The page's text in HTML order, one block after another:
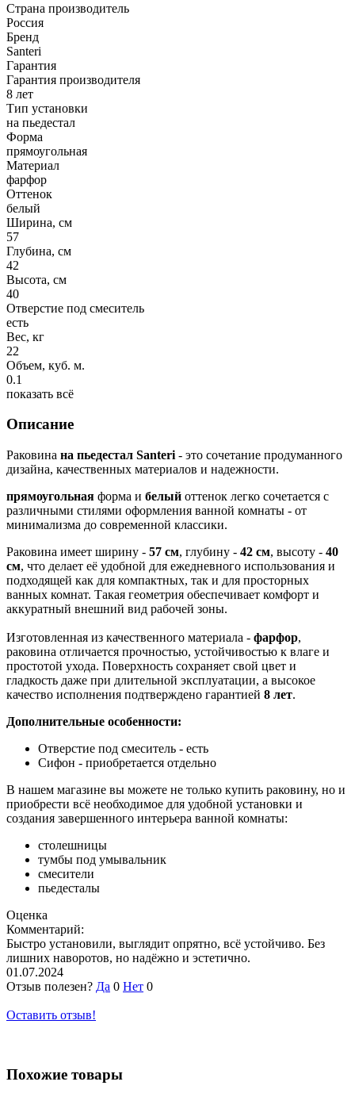
Страна производитель
Россия
Бренд
Santeri
Гарантия
Гарантия производителя
8 лет
Тип установки
на пьедестал
Форма
прямоугольная
Материал
фарфор
Оттенок
белый
Ширина, см
57
Глубина, см
42
Высота, см
40
Отверстие под смеситель
есть
Вес, кг
22
Объем, куб. м.
0.1
показать всё
Описание
Раковина на пьедестал Santeri - это сочетание продуманного
дизайна, качественных материалов и надежности.
прямоугольная форма и белый оттенок легко сочетается с
различными стилями оформления ванной комнаты - от
минимализма до современной классики.
Раковина имеет ширину - 57 см, глубину - 42 см, высоту - 40
см, что делает её удобной для ежедневного использования и
подходящей как для компактных, так и для просторных
ванных комнат. Такая геометрия обеспечивает комфорт и
аккуратный внешний вид рабочей зоны.
Изготовленная из качественного материала - фарфор,
раковина отличается прочностью, устойчивостью к влаге и
простотой ухода. Поверхность сохраняет свой цвет и
гладкость даже при длительной эксплуатации, а высокое
качество исполнения подтверждено гарантией 8 лет.
Дополнительные особенности:
Отверстие под смеситель - есть
Сифон - приобретается отдельно
В нашем магазине вы можете не только купить раковину, но и
приобрести всё необходимое для удобной установки и
создания завершенного интерьера ванной комнаты:
столешницы
тумбы под умывальник
смесители
пьедесталы
Оценка
Комментарий:
Быстро установили, выглядит опрятно, всё устойчиво. Без
лишних наворотов, но надёжно и эстетично.
01.07.2024
Отзыв полезен? Да 0 Нет 0
Оставить отзыв!
Похожие товары